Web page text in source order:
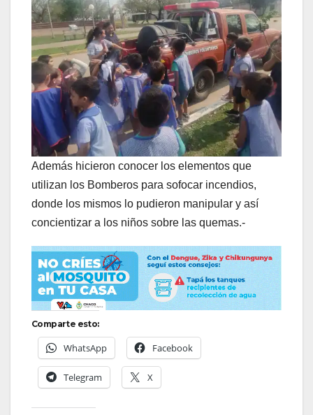
Además hicieron conocer los elementos que
utilizan los Bomberos para sofocar incendios,
donde los mismos lo pudieron manipular y así
concientizar a los niños sobre las quemas.-
Comparte esto:
WhatsApp Facebook
Telegram X